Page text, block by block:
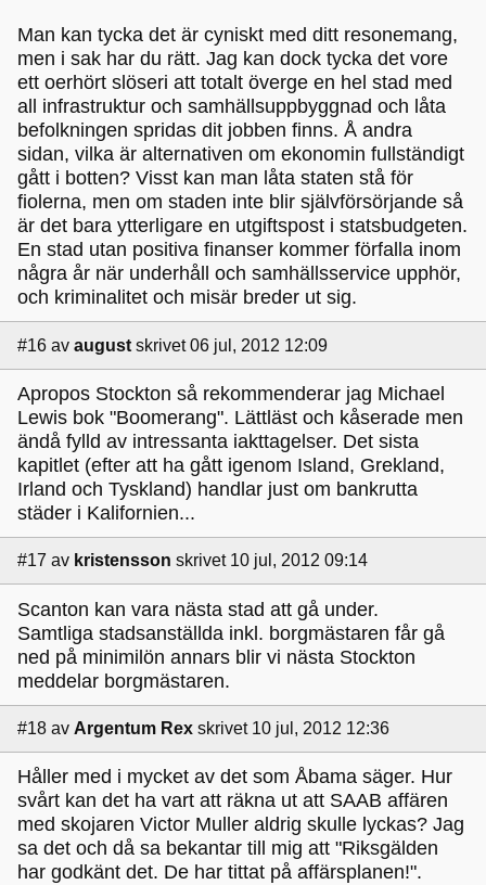
Man kan tycka det är cyniskt med ditt resonemang,
men i sak har du rätt. Jag kan dock tycka det vore
ett oerhört slöseri att totalt överge en hel stad med
all infrastruktur och samhällsuppbyggnad och låta
befolkningen spridas dit jobben finns. Å andra
sidan, vilka är alternativen om ekonomin fullständigt
gått i botten? Visst kan man låta staten stå för
fiolerna, men om staden inte blir självförsörjande så
är det bara ytterligare en utgiftspost i statsbudgeten.
En stad utan positiva finanser kommer förfalla inom
några år när underhåll och samhällsservice upphör,
och kriminalitet och misär breder ut sig.
#16 av august skrivet 06 jul, 2012 12:09
Apropos Stockton så rekommenderar jag Michael
Lewis bok "Boomerang". Lättläst och kåserade men
ändå fylld av intressanta iakttagelser. Det sista
kapitlet (efter att ha gått igenom Island, Grekland,
Irland och Tyskland) handlar just om bankrutta
städer i Kalifornien...
#17 av kristensson skrivet 10 jul, 2012 09:14
Scanton kan vara nästa stad att gå under.
Samtliga stadsanställda inkl. borgmästaren får gå
ned på minimilön annars blir vi nästa Stockton
meddelar borgmästaren.
#18 av Argentum Rex skrivet 10 jul, 2012 12:36
Håller med i mycket av det som Åbama säger. Hur
svårt kan det ha vart att räkna ut att SAAB affären
med skojaren Victor Muller aldrig skulle lyckas? Jag
sa det och då sa bekantar till mig att "Riksgälden
har godkänt det. De har tittat på affärsplanen!".